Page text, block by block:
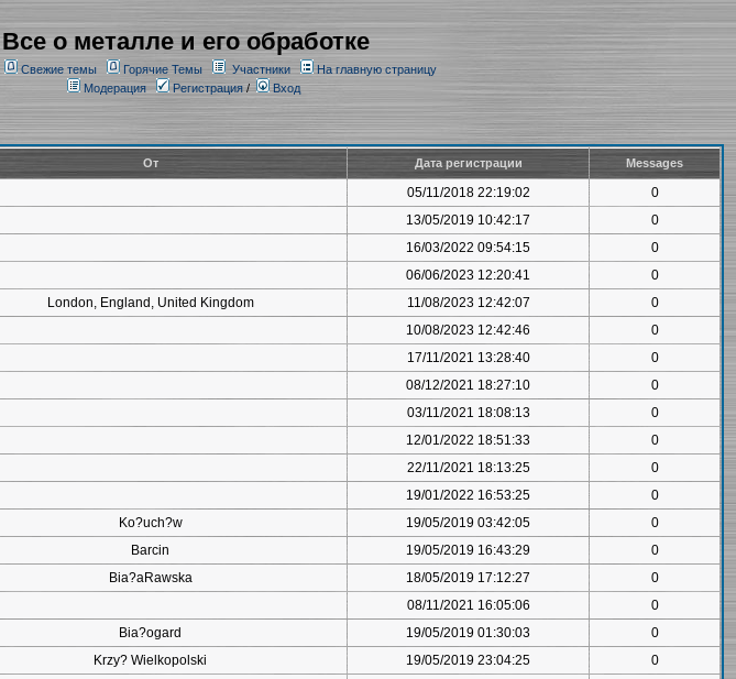
Все о металле и его обработке
Свежие темы Горячие Темы Участники
На главную страницу
Модерация
Регистрация/ Вход
От Дата регистрации Messages
05/11/2018 22:19:02
0
13/05/2019 10:42:17
0
16/03/2022 09:54:15
0
06/06/2023 12:20:41
0
London, England, United Kingdom 11/08/2023 12:42:07
0
10/08/2023 12:42:46
0
17/11/2021 13:28:40
0
08/12/2021 18:27:10
0
03/11/2021 18:08:13
0
12/01/2022 18:51:33
0
22/11/2021 18:13:25
0
19/01/2022 16:53:25
0
Ko?uch?w 19/05/2019 03:42:05
0
Barcin 19/05/2019 16:43:29
0
Bia?aRawska 18/05/2019 17:12:27
0
08/11/2021 16:05:06
0
Bia?ogard 19/05/2019 01:30:03
0
Krzy? Wielkopolski 19/05/2019 23:04:25
0